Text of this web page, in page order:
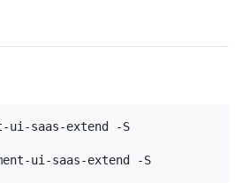
ui-saas-extend -S